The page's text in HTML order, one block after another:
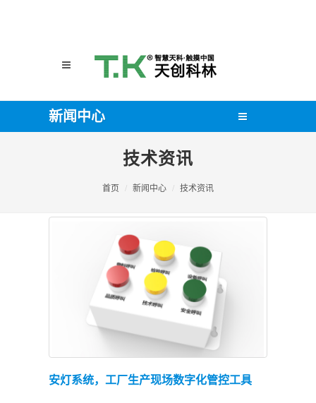
新闻中心
技术资讯
首页 新闻中心 技术资讯
查看详情
安灯系统，工厂生产现场数字化管控工具